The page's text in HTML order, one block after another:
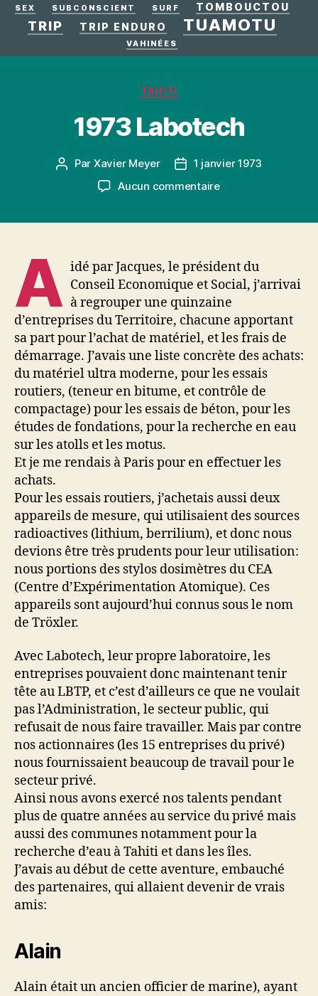
SEX SUBCONSCIENT SURF TOMBOUCTOU
TRIP TRIP ENDURO TUAMOTU
VAHINÉES
Catégories
TAHITI
1973 Labotech
Auteur
Par Xavier Meyer
Date1 janvier 1973
Aucun commentairesur
A idé par Jacques, le président du
Conseil Economique et Social, j’arrivai
à regrouper une quinzaine
d’entreprises du Territoire, chacune apportant
sa part pour l’achat de matériel, et les frais de
démarrage. J’avais une liste concrète des achats:
du matériel ultra moderne, pour les essais
routiers, (teneur en bitume, et contrôle de
compactage) pour les essais de béton, pour les
études de fondations, pour la recherche en eau
sur les atolls et les motus.
Et je me rendais à Paris pour en effectuer les
achats.
Pour les essais routiers, j’achetais aussi deux
appareils de mesure, qui utilisaient des sources
radioactives (lithium, berrilium), et donc nous
devions être très prudents pour leur utilisation:
nous portions des stylos dosimètres du CEA
(Centre d’Expérimentation Atomique). Ces
appareils sont aujourd’hui connus sous le nom
de Tröxler.
Avec Labotech, leur propre laboratoire, les
entreprises pouvaient donc maintenant tenir
tête au LBTP, et c’est d’ailleurs ce que ne voulait
pas l’Administration, le secteur public, qui
refusait de nous faire travailler. Mais par contre
nos actionnaires (les 15 entreprises du privé)
nous fournissaient beaucoup de travail pour le
secteur privé.
Ainsi nous avons exercé nos talents pendant
plus de quatre années au service du privé mais
aussi des communes notamment pour la
recherche d’eau à Tahiti et dans les îles.
J’avais au début de cette aventure, embauché
des partenaires, qui allaient devenir de vrais
amis:
Alain
Alain était un ancien officier de marine), ayant